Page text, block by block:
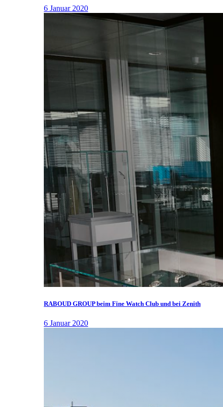
6 Januar 2020
RABOUD GROUP beim Fine Watch Club und bei Zenith
6 Januar 2020